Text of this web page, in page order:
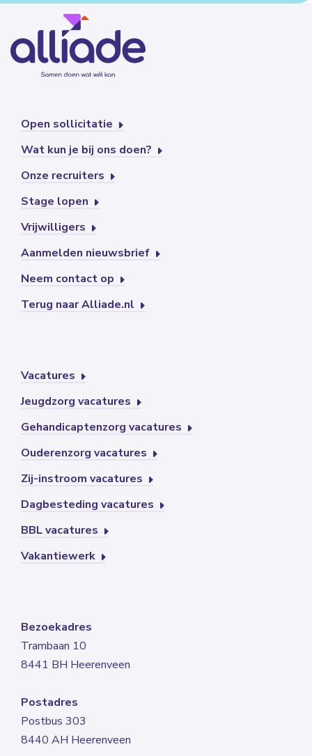
Open sollicitatie
Wat kun je bij ons doen?
Onze recruiters
Stage lopen
Vrijwilligers
Aanmelden nieuwsbrief
Neem contact op
Terug naar Alliade.nl
Vacatures
Jeugdzorg vacatures
Gehandicaptenzorg vacatures
Ouderenzorg vacatures
Zij-instroom vacatures
Dagbesteding vacatures
BBL vacatures
Vakantiewerk
Bezoekadres
Trambaan 10
8441 BH Heerenveen
Postadres
Postbus 303
8440 AH Heerenveen